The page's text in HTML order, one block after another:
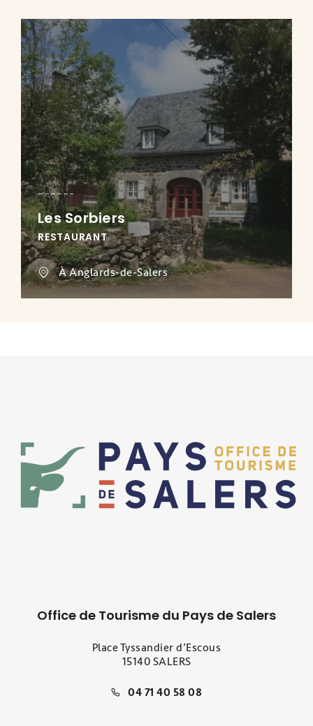
Les Sorbiers
RESTAURANT
À Anglards-de-Salers
Office de Tourisme du Pays de Salers
Place Tyssandier d’Escous
15140 SALERS
04 71 40 58 08